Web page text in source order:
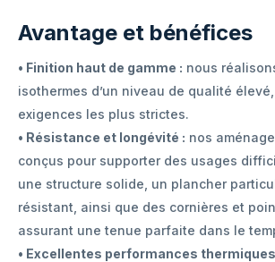
Avantage et bénéfices
• Finition haut de gamme : nous
isothermes d’un niveau de qualité
exigences les plus strictes.
• Résistance et longévité : nos
conçus pour supporter des usages
une structure solide, un plancher
résistant, ainsi que des cornières et
assurant une tenue parfaite dans le
• Excellentes performances